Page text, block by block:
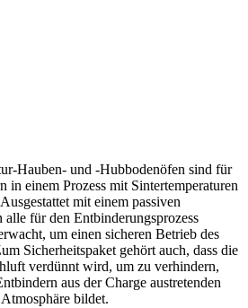
Hauben- und -Hubbodenöfen sind für
in einem Prozess mit Sintertemperaturen
mit einem passiven
alle für den Entbinderungsprozess
um einen sicheren Betrieb des
Sicherheitspaket gehört auch, dass die
verdünnt wird, um zu verhindern,
aus der Charge austretenden
bildet.